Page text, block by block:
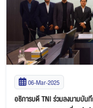
06-Mar-2025
อธิการบดี TNI ร่วมลงนามบัน